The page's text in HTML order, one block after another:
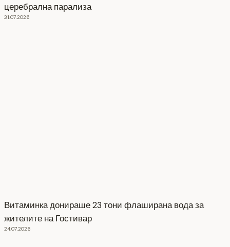
церебрална парализа
31.07.2026
Витаминка донираше 23 тони флаширана вода за
жителите на Гостивар
24.07.2026